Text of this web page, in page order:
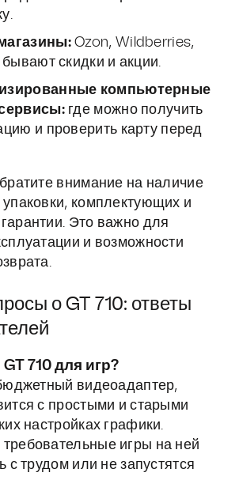
Ozon, Wildberries,
бывают скидки и акции.
компьютерные
где можно получить
и проверить карту перед
внимание на наличие
комплектующих и
Это важно для
и возможности
о GT 710: ответы
710 для игр?
видеоадаптер,
с простыми и старыми
настройках графики.
игры на ней
с трудом или не запустятся